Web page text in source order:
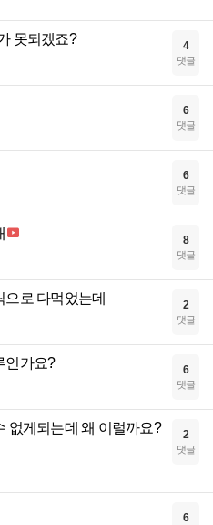
못되겠죠? 4
댓글
6
댓글
6
댓글
8
댓글
로 다먹었는데 2
댓글
인가요? 6
댓글
없게되는데 왜 이럴까요? 2
댓글
6